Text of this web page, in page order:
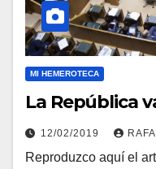
MI HEMEROTECA
La República
12/02/2019 RAFA
Reproduzco aquí­ el